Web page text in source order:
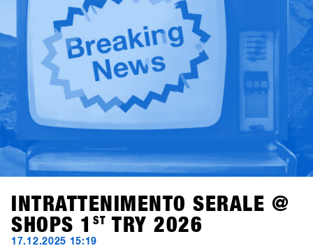
business.Condotti da Alba Pardo con un approccio diretto
e mirato, questi talk offrono spunti concreti, discussioni
sincere e prospettive che contano davvero per l’industria
dello snowboard.
INTRATTENIMENTO SERALE @
SHOPS 1
ST TRY 2026
17.12.2025 15:19